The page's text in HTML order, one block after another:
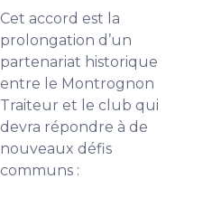
Cet accord est la
prolongation d’un
partenariat historique
entre le Montrognon
Traiteur et le club qui
devra répondre à de
nouveaux défis
communs :